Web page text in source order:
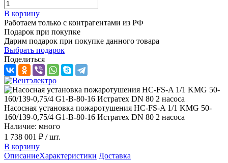
В корзину
Работаем только с контрагентами из РФ
Подарок при покупке
Дарим подарок при покупке данного товара
Выбрать подарок
Поделиться
Насосная установка пожаротушения HC-FS-A 1/1 KMG 50-
160/139-0,75/4 G1-B-80-16 Истратех DN 80 2 насоса
Наличие: много
1 738 001 ₽ / шт.
В корзину
ОписаниеХарактеристики Доставка